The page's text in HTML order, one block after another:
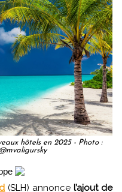
hôtels en 2025 - Photo :
(SLH) annoncel’ajout de